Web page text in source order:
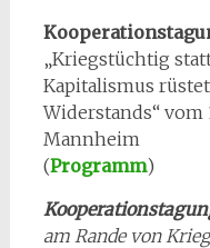
„Kriegstüchtig
Kapitalismus
Widerstands“ vom
Mannheim
(Programm)
am Rande von